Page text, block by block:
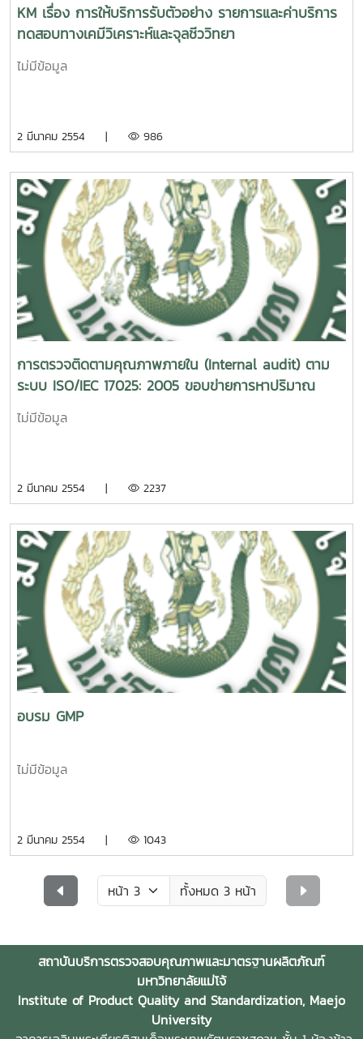
KM เรื่อง การให้บริการรับตัวอย่าง รายการและค่าบริการ
ทดสอบทางเคมีวิเคราะห์และจุลชีววิทยา
ไม่มีข้อมูล
2 มีนาคม 2554 | 986
การตรวจติดตามคุณภาพภายใน (Internal audit) ตาม
ระบบ ISO/IEC 17025: 2005 ขอบข่ายการหาปริมาณ
จุลินทรีย์ทั้งหมด
ไม่มีข้อมูล
2 มีนาคม 2554 | 2237
อบรม GMP
ไม่มีข้อมูล
2 มีนาคม 2554 | 1043
ทั้งหมด 3 หน้า
สถาบันบริการตรวจสอบคุณภาพและมาตรฐานผลิตภัณฑ์
มหาวิทยาลัยแม่โจ้
Institute of Product Quality and Standardization, Maejo
University